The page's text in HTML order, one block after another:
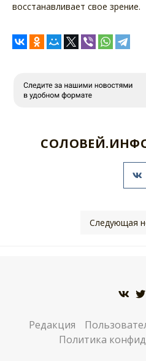
восстанавливает свое зрение.
Следующая
Редакция
Политика